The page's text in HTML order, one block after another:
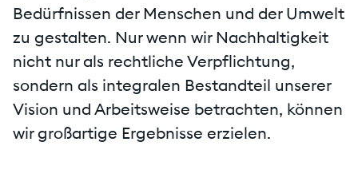
Bedürfnissen der Menschen und der Umwelt
zu gestalten. Nur wenn wir Nachhaltigkeit
nicht nur als rechtliche Verpflichtung,
sondern als integralen Bestandteil unserer
Vision und Arbeitsweise betrachten, können
wir großartige Ergebnisse erzielen.